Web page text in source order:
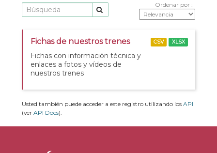
Ordenar por
Fichas de nuestros trenes
Fichas con información técnica y
enlaces a fotos y vídeos de
nuestros trenes
CSV XLSX
Usted también puede acceder a este registro utilizando los API
(ver API Docs).